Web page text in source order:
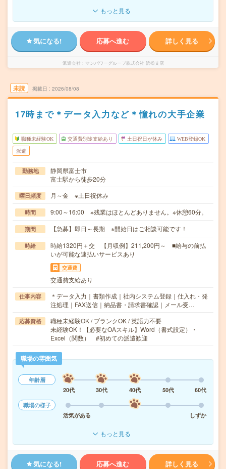
もっと見る
気になる! 応募へ進む 詳しく見る
派遣会社 マンパワーグループ株式会社 浜松支店
未読 掲載日 2026/08/08
17時まで＊データ入力など＊憧れの大手企業
職種未経験OK 交通費別途支給あり 土日祝日が休み WEB登録OK
派遣
勤務地
静岡県富士市
富士駅から徒歩20分
曜日頻度 月～金 ※土日祝休み
時間 9:00～16:00 ※残業はほとんどありません。※休憩60分。
期間 【急募】即日～長期 ※開始日はご相談可能です！
時給
時給1320円＋交 【月収例】211,200円～ ■給与の前払
いが可能な速払いサービスあり
交通費
交通費支給あり
仕事内容
＊データ入力｜書類作成｜社内システム登録｜仕入れ・発
注処理｜FAX送信｜納品書・請求書確認｜メール受…
応募資格
職種未経験OK / ブランクOK / 英語力不要
未経験OK！【必要なOAスキル】Word（書式設定）・
Excel（関数） #初めての派遣歓迎
職場の雰囲気
年齢層
20代
30代 40代 50代
60代
職場の様子
活気がある
しずか
もっと見る
気になる! 応募へ進む 詳しく見る